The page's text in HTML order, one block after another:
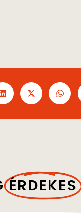
ÉRDEKES